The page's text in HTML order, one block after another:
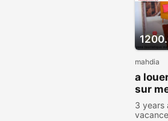
mahdia
a
sur
3 years